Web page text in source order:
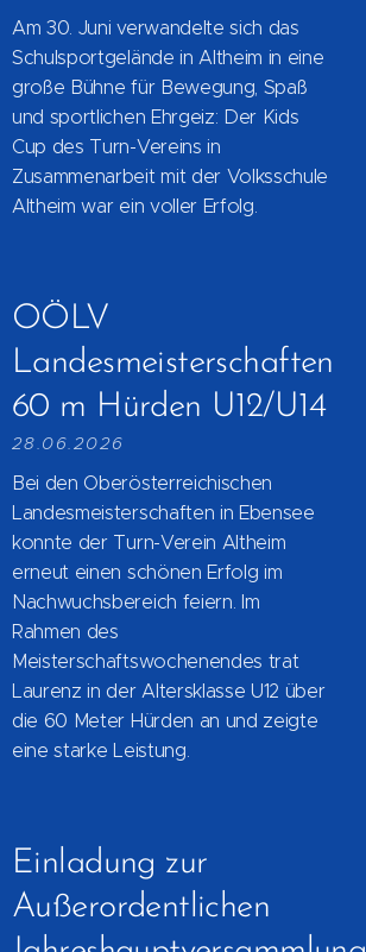
Am 30. Juni verwandelte sich das
Schulsportgelände in Altheim in eine
große Bühne für Bewegung, Spaß
und sportlichen Ehrgeiz: Der Kids
Cup des Turn-Vereins in
Zusammenarbeit mit der Volksschule
Altheim war ein voller Erfolg.
OÖLV
Landesmeisterschaften
60 m Hürden U12/U14
28.06.2026
Bei den Oberösterreichischen
Landesmeisterschaften in Ebensee
konnte der Turn-Verein Altheim
erneut einen schönen Erfolg im
Nachwuchsbereich feiern. Im
Rahmen des
Meisterschaftswochenendes trat
Laurenz in der Altersklasse U12 über
die 60 Meter Hürden an und zeigte
eine starke Leistung.
Einladung zur
Außerordentlichen